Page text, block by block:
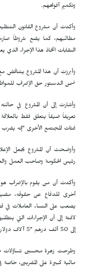
وتكميم أفواههم.
وأكدت أن مشروع القانون
مطالبهم، كما يضع شروطاً
النقابات اتخاذ هذا الإجراء
ضمن الدستور حق الإضراب
وأشارت إلى أن المشروع في
تعريفاً ضيقاً يتعلق فقط
فئات المجتمع الأخرى "إنه
وأوضحت أن المشروع يجعل
رئيس الحكومة وصاحب العمل
وأكدت أن من يقوم بالإضراب
أخرى للدفاع عن حقوقه،
يصعب على النساء العاملات في
لافتة إلى أن الإجراءات التي
إلى 50 ألف درهم "5 آلاف دولار".
وطرحت زهرة محسين تساؤلات
مالية كبيرة على المضربين،